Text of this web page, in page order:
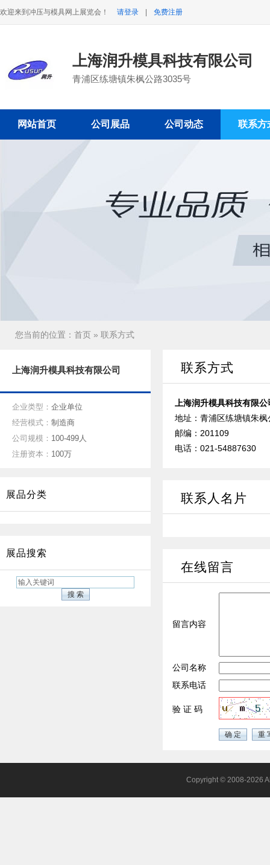
欢迎来到冲压与模具网上展览会！ 请登录 免费注册
上海润升模具科技有限公司
青浦区练塘镇朱枫公路3035号
网站首页 公司展品 公司动态 联系方
您当前的位置： 首页 » 联系方式
上海润升模具科技有限公司
企业类型： 企业单位
经营模式： 制造商
公司规模： 100-499人
注册资本： 100万
展品分类
展品搜索
联系方式
上海润升模具科技有限公
地址：青浦区练塘镇朱
邮编：201109
电话：021-54887630
联系人名片
在线留言
留言内容
公司名称
联系电话
验 证 码
Copyright © 2008-2026